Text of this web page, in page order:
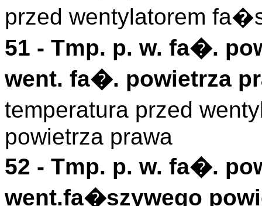
przed wentylatorem
51 - Tmp. p. w. fa�.
went. fa�. powietrza
temperatura przed
powietrza prawa
52 - Tmp. p. w. fa�.
went.fa�szywego